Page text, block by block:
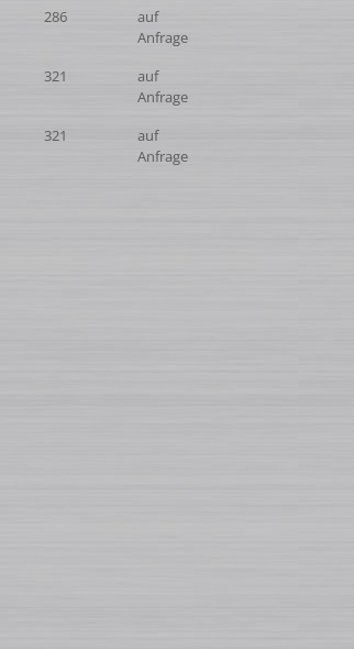
286
auf
Anfrage
321
auf
Anfrage
321
auf
Anfrage